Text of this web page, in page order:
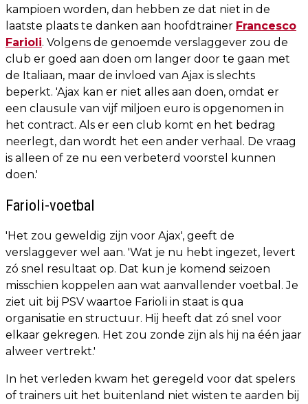
kampioen worden, dan hebben ze dat niet in de
laatste plaats te danken aan hoofdtrainer Francesco
Farioli. Volgens de genoemde verslaggever zou de
club er goed aan doen om langer door te gaan met
de Italiaan, maar de invloed van Ajax is slechts
beperkt. 'Ajax kan er niet alles aan doen, omdat er
een clausule van vijf miljoen euro is opgenomen in
het contract. Als er een club komt en het bedrag
neerlegt, dan wordt het een ander verhaal. De vraag
is alleen of ze nu een verbeterd voorstel kunnen
doen.'
Farioli-voetbal
'Het zou geweldig zijn voor Ajax', geeft de
verslaggever wel aan. 'Wat je nu hebt ingezet, levert
zó snel resultaat op. Dat kun je komend seizoen
misschien koppelen aan wat aanvallender voetbal. Je
ziet uit bij PSV waartoe Farioli in staat is qua
organisatie en structuur. Hij heeft dat zó snel voor
elkaar gekregen. Het zou zonde zijn als hij na één jaar
alweer vertrekt.'
In het verleden kwam het geregeld voor dat spelers
of trainers uit het buitenland niet wisten te aarden bij